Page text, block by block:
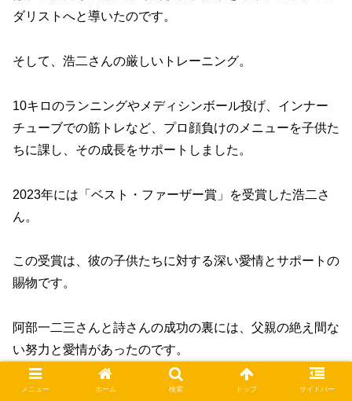
ダリストへと導いたのです。
そして、浩二さんの厳しいトレーニング。
10キロのランニングやメディシンボール投げ、インナー
チューブでの筋トレなど、プロ顔負けのメニューを子供た
ちに課し、その成長をサポートしました。
2023年には「ベスト・ファーザー賞」を受賞した浩二さ
ん。
この受賞は、彼の子供たちに対する深い愛情とサポートの
賜物です。
阿部一二三さんと詩さんの成功の裏には、父親の絶え間な
い努力と愛情があったのです。
イケメンであり、現役の消防士、そして優れたトレーナー
メニュー ホーム 検索 トップ サイドバー